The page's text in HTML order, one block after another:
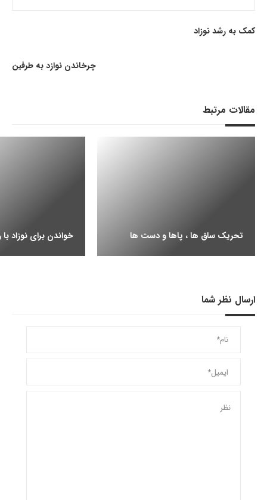
کمک به رشد نوزاد
چرخاندن نوازد به طرفین
مقالات مرتبط
تحریک ساق ها ، پاها و دست ها خواندن برای نوزاد با
ارسال نظر شما